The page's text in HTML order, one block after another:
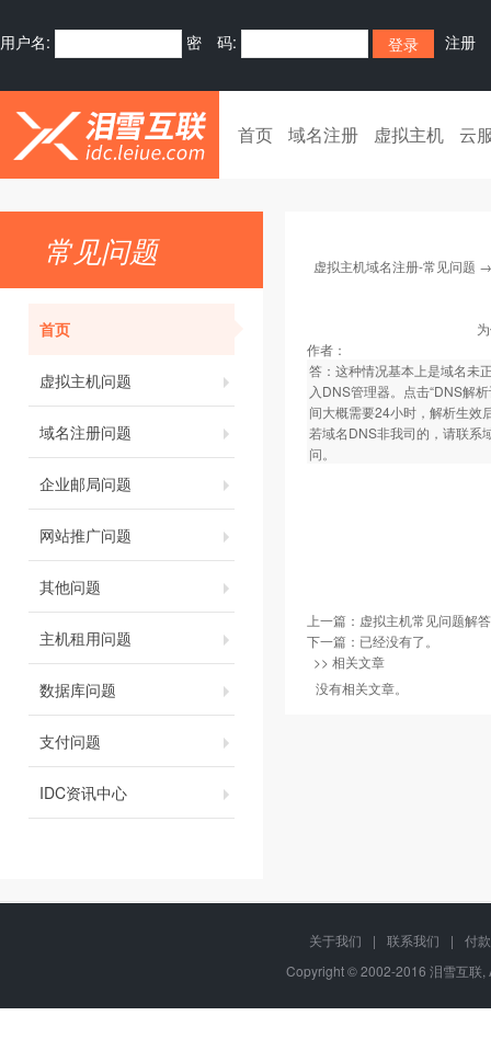
用户名: 密 码: 注册
首页 域名注册 虚拟主机 云
常见问题
首页
虚拟主机问题
域名注册问题
企业邮局问题
网站推广问题
其他问题
主机租用问题
数据库问题
支付问题
IDC资讯中心
虚拟主机域名注册-常见问题
作者：
答：这种情况基本上是域名未
入DNS管理器。点击“DNS解
间大概需要24小时，解析生效
若域名DNS非我司的，请联系
问。
上一篇： 虚拟主机常见问题解
下一篇：已经没有了。
>> 相关文章
没有相关文章。
关于我们 | 联系我们 |
付
Copyright © 2002-2016 泪雪互